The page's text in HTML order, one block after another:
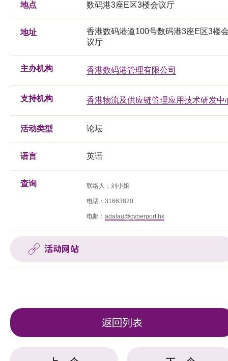
地点 数码港3座E区3楼会议厅
地址
香港数码港道100号数码港3座E区3楼
议厅
主办机构 香港数码港管理有限公司
支持机构 香港物流及供应链管理应用技术研发中
活动类型 论坛
语言 英语
查询 联络人：刘小姐
电话： 31663820
电邮： adalau@cyberport.hk
活动网站
返回列表